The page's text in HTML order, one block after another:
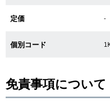
銀座中央通り店
定価 -
個別コード
免責事項について